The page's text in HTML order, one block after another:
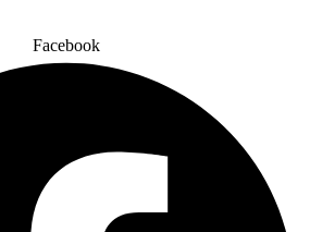
Facebook